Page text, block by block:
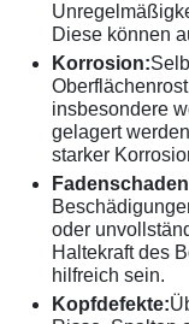
Diese können
Korrosion:
insbesondere
gelagert
starker
Fadenschaden
oder
Haltekraft des
hilfreich sein.
Kopfdefekte: